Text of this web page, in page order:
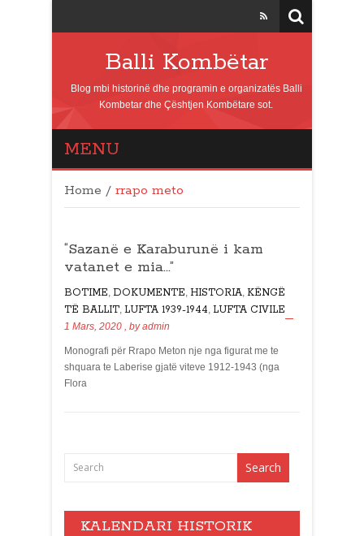
Balli Kombëtar
Blog mbi historinë dhe programin e organizatës Balli
Kombetar dhe Çështjen Kombëtare sot.
MENU
Home / rrapo meto
“Sazanë e Karaburunë i kam
vatanet e mia…”
BOTIME, DOKUMENTE, HISTORIA, KËNGË
TË BALLIT, LUFTA 1939-1944, LUFTA CIVILE
1 Mars, 2020 , byadmin
Monografi për Rrapo Meton nje nga figurat me te
shquara te Laberise gjatë viteve 1912-1943 (nga
Flora
KALENDARI HISTORIK